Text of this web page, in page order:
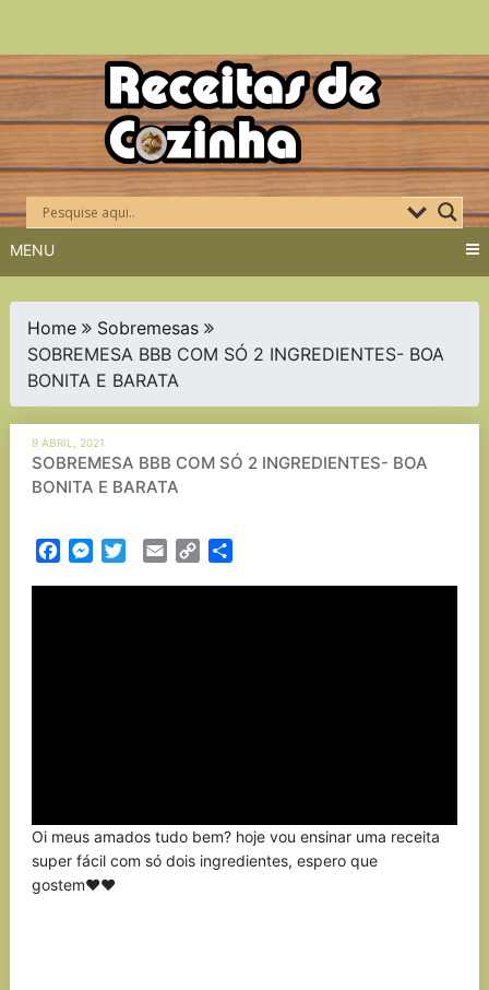
Skip
to
content
MENU
Home
Sobremesas
SOBREMESA BBB COM SÓ 2 INGREDIENTES- BOA
BONITA E BARATA
9 ABRIL, 2021
SOBREMESA BBB COM SÓ 2 INGREDIENTES- BOA
BONITA E BARATA
FacebookMessenger
TwitterEmail Copy
Oi meus amados tudo bem? hoje vou ensinar uma receita
super fácil com só dois ingredientes, espero que
gostem♥♥